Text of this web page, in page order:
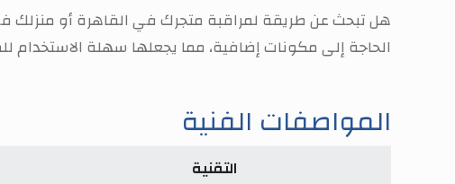
الحاجة إلى مكونات إضافية، مما يجعلها سهلة الاستخدام
المواصفات الفنية
التقنية